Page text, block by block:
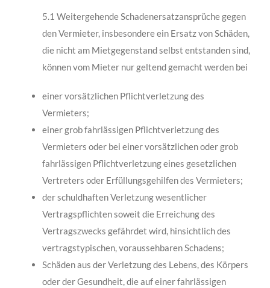
5.1 Weitergehende Schadenersatzansprüche gegen
den Vermieter, insbesondere ein Ersatz von Schäden,
die nicht am Mietgegenstand selbst entstanden sind,
können vom Mieter nur geltend gemacht werden bei
einer vorsätzlichen Pflichtverletzung des
Vermieters;
einer grob fahrlässigen Pflichtverletzung des
Vermieters oder bei einer vorsätzli­chen oder grob
fahrlässigen Pflichtverletzung eines gesetzlichen
Vertreters oder Er­füllungsgehilfen des Vermieters;
der schuldhaften Verletzung wesentlicher
Vertragspflichten soweit die Erreichung des
Vertragszwecks gefährdet wird, hinsichtlich des
vertragstypischen, vorausseh­baren Schadens;
Schäden aus der Verletzung des Lebens, des Körpers
oder der Gesundheit, die auf einer fahrlässigen